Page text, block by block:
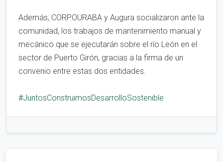
Además, CORPOURABA y Augura socializaron ante la
comunidad, los trabajos de mantenimiento manual y
mecánico que se ejecutarán sobre el río León en el
sector de Puerto Girón, gracias a la firma de un
convenio entre estas dos entidades.
#JuntosConstruimosDesarrolloSostenible